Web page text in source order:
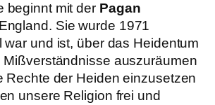
beginnt mit der Pagan
Sie wurde 1971
war und ist, über das Heidentum
Mißverständnisse auszuräumen
Rechte der Heiden einzusetzen
unsere Religion frei und